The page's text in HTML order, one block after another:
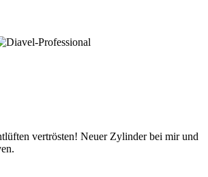
vertrösten! Neuer Zylinder bei mir und